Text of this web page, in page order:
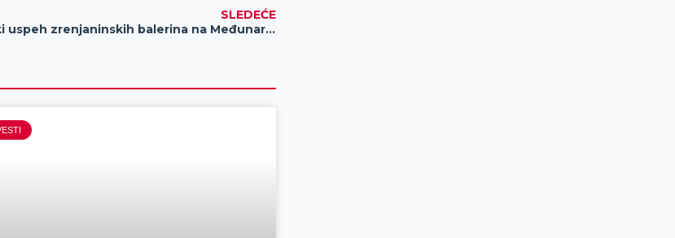
SLEDEĆE
Veliki uspeh zrenjaninskih balerina na Međunarodnom takmičenju u Beču